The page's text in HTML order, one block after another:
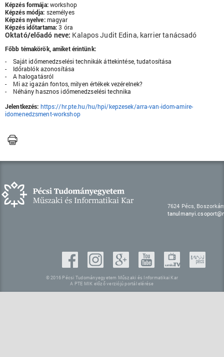
Képzés formája:workshop
Képzés módja: személyes
Képzés nyelve:magyar
Képzés időtartama:3 óra
Oktató/előadó neve: Kalapos Judit Edina, karrier tanácsadó
Főbb témakörök, amiket érintünk:
- Saját időmenedzselési technikák áttekintése, tudatosítása
- Időrablók azonosítása
- A halogatásról
- Mi az igazán fontos, milyen értékek vezérelnek?
- Néhány hasznos időmenedzselési technika
Jelentkezés: https://hr.pte.hu/hu/hpi/kepzesek/arra-van-idom-amire-
idomenedzsment-workshop
7624 Pécs,
© 2016 Pécsi Tudományegyetem Műszaki és Informatikai Kar
A PTE MIK előző verziójú portál elérése